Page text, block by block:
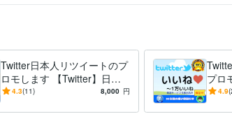
Twitter日本人リツイートのプ
ロモします 【Twitter】日本
人のリツイート100RTまでプ
4.3(11) 8,000 円
プロ
4.9